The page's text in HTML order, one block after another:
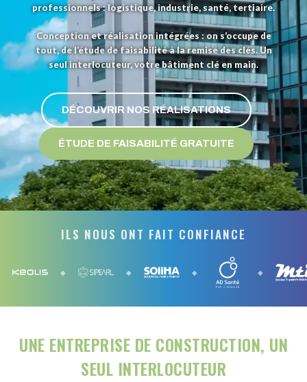
professionnels : logistique, industrie, santé, tertiaire.
Conception et réalisation intégrées : on s’occupe de
tout, de l’étude de faisabilité à la remise des clés. Un
seul interlocuteur, votre bâtiment clé en main.
DÉCOUVRIR NOS RÉALISATIONS
ÉTUDE DE FAISABILITÉ GRATUITE
ILS NOUS ONT FAIT CONFIANCE
◆ ◆ ◆ ◆
UNE ENTREPRISE DE CONSTRUCTION, UN
SEUL INTERLOCUTEUR